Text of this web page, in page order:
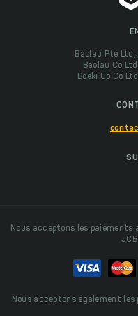
Baolau Pte
Baolau Co
Boeki Up Co
Nous acceptons les paiements
Nous acceptons également les